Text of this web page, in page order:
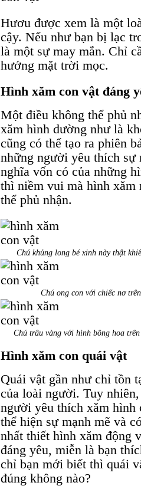
Hươu được xem là một
cậy. Nếu như bạn bị lạc
là một sự may mắn. Chỉ
hướng mặt trời mọc.
Hình xăm con vật đáng
Một điều không thể phủ
xăm hình dường như là
cũng có thể tạo ra phiên
những người yêu thích
nghĩa vốn có của những
thì niềm vui mà hình xăm
thể phủ nhận.
Chú khủng long bé xinh này thật
Chú ong con với chiếc nơ
Chú trâu vàng với hình bông hoa
Hình xăm con quái vật
Quái vật gần như chỉ tồn
của loài người. Tuy
người yêu thích xăm hình
thể hiện sự mạnh mẽ và
nhất thiết hình xăm động
đáng yêu, miễn là bạn
chỉ bạn mới biết thì quái
đúng không nào?